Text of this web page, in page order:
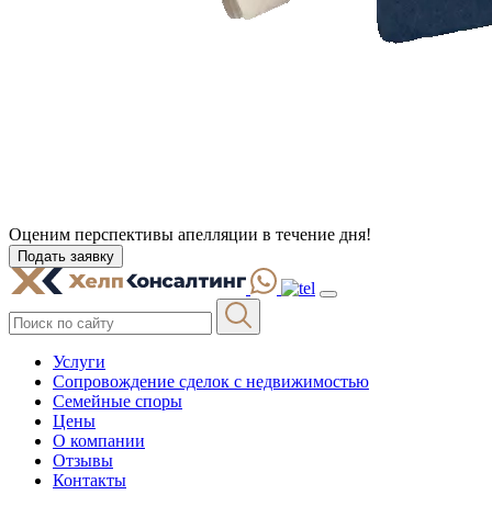
Оценим перспективы апелляции в течение дня!
Подать заявку
Услуги
Сопровождение сделок с недвижимостью
Семейные споры
Цены
О компании
Отзывы
Контакты